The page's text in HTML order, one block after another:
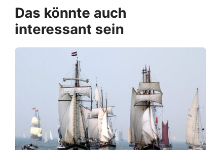
Das könnte auch
interessant sein